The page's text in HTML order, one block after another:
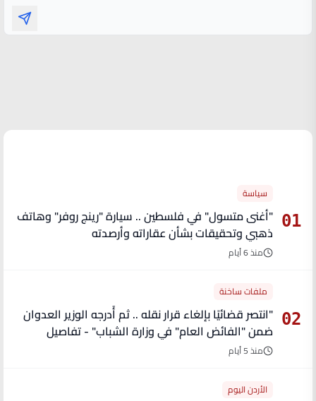
01
سياسة
"أغنى متسول" في فلسطين .. سيارة "رينج روفر" وهاتف
ذهبي وتحقيقات بشأن عقاراته وأرصدته
منذ 6 أيام
02
ملفات ساخنة
"انتصر قضائيًا بإلغاء قرار نقله .. ثم أُدرجه الوزير العدوان
ضمن "الفائض العام" في وزارة الشباب" - تفاصيل
منذ 5 أيام
الأردن اليوم